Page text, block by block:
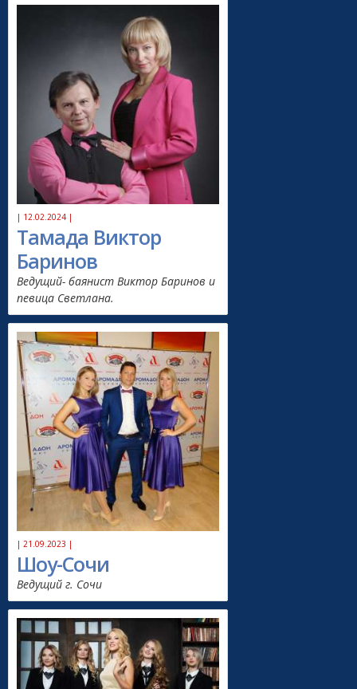
| 12.02.2024 |
Тамада Виктор
Баринов
Ведущий- баянист Виктор Баринов и
певица Светлана.
| 21.09.2023 |
Шоу-Сочи
Ведущий г. Сочи